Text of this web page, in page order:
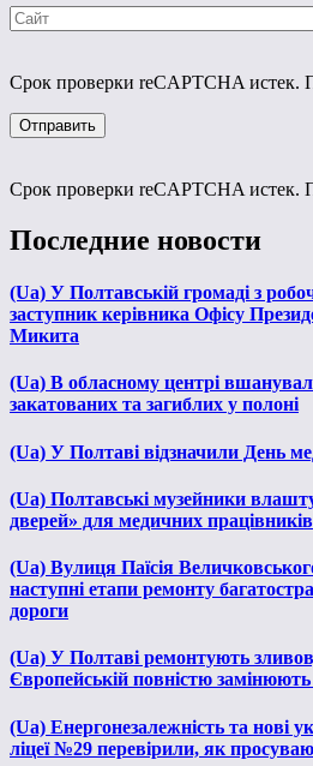
Срок проверки reCAPTCHA истек.
Срок проверки reCAPTCHA истек.
Последние новости
(Ua) У Полтавській громаді з
заступник керівника Офісу
Микита
(Ua) В обласному центрі
закатованих та загиблих у полоні
(Ua) У Полтаві відзначили День
(Ua) Полтавські музейники
дверей» для медичних працівників
(Ua) Вулиця Паїсія
наступні етапи ремонту
дороги
(Ua) У Полтаві ремонтують
Європейській повністю
(Ua) Енергонезалежність та нові
ліцеї №29 перевірили, як